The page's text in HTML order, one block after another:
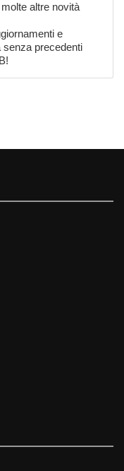
altre novità
e
senza precedenti